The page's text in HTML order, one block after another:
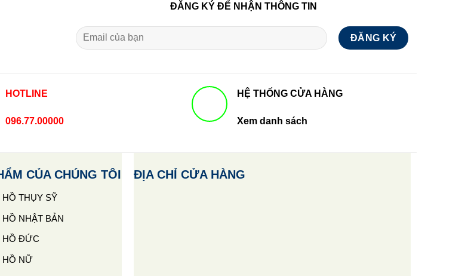
ĐĂNG KÝ ĐỂ NHẬN THÔNG TIN
HOTLINE
096.77.00000
HỆ THỐNG CỬA HÀNG
Xem danh sách
CỦA CHÚNG TÔI
THỤY SỸ
NHẬT BẢN
HỒ ĐỨC
NỮ
ĐỊA CHỈ CỬA HÀNG